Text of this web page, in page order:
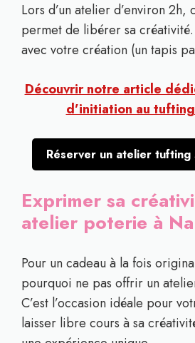
Lors d’un atelier d’environ 2h,
permet de libérer sa
avec votre création (un tapis
Découvrir notre article
d’initiation au
Réserver un atelier tufting
Exprimer sa
atelier poterie à
Pour un cadeau à la fois
pourquoi ne pas offrir un
C’est l’occasion idéale pour
laisser libre cours à sa